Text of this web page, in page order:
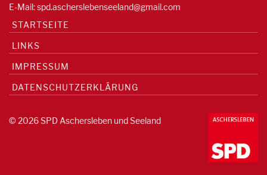
E-Mail:spd.ascherslebenseeland@gmail.com
STARTSEITE
LINKS
IMPRESSUM
DATENSCHUTZERKLÄRUNG
© 2026 SPD Aschersleben und Seeland